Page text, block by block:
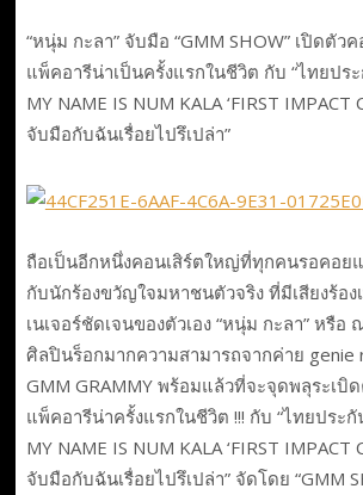
“หนุ่ม กะลา” จับมือ “GMM SHOW” เปิดตั
แพ็คอารีน่าเป็นครั้งแรกในชีวิต กับ “ไทยปร
MY NAME IS NUM KALA ‘FIRST IMPACT
จับมือกับฉันเรื่อยไปรึเปล่า”
ถือเป็นอีกหนึ่งคอนเสิร์ตใหญ่ที่ทุกคนรอคอย
กับนักร้องขวัญใจมหาชนตัวจริง ที่มีเสียงร้อง
เนเจอร์ชัดเจนของตัวเอง “หนุ่ม กะลา” หรื
ศิลปินร็อกมากความสามารถจากค่าย genie
GMM GRAMMY พร้อมแล้วที่จะจุดพลุระเ
แพ็คอารีน่าครั้งแรกในชีวิต !!! กับ “ไทยประ
MY NAME IS NUM KALA ‘FIRST IMPACT
จับมือกับฉันเรื่อยไปรึเปล่า” จัดโดย “GMM